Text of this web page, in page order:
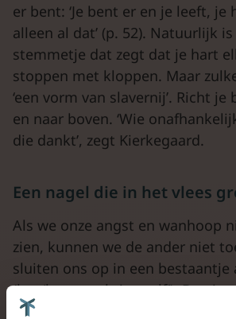
er bent: ‘Je bent er en je leeft, je
alleen al dat’ (p. 52). Natuurlijk
stemmetje dat zegt dat je hart
stoppen met kloppen. Maar
‘een vorm van slavernij’. Richt
en naar boven. ‘Wie
die dankt’, zegt Kierkegaard.
Een nagel die in het vlees
Als we onze angst en wanhoop
zien, kunnen we de ander niet
sluiten ons op in een bestaantje
(het ‘heerszuchtige zelf’). De
ander wordt dan een